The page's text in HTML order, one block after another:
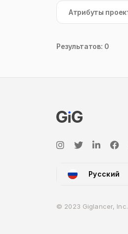
Результатов: 0
Русский
© 2023 Giglancer, Inc.